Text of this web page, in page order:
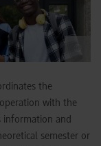
the
with the
information and
semester or